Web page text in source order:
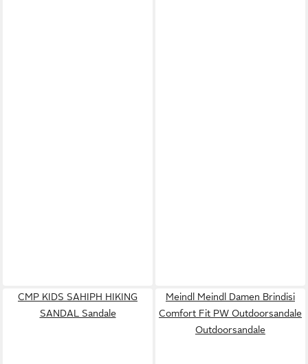
CMP KIDS SAHIPH HIKING
SANDAL Sandale
Meindl Meindl Damen Brindisi
Comfort Fit PW Outdoorsandale
Outdoorsandale